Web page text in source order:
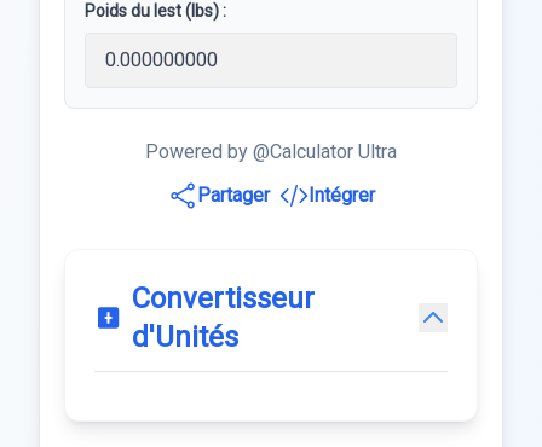
Poids du lest (lbs) :
Powered by @Calculator Ultra
Partager
Intégrer
Convertisseur
d'Unités